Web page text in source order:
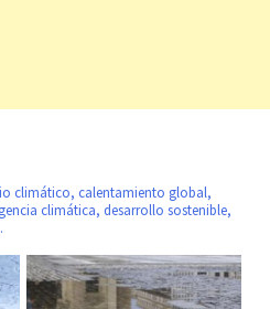
climático, calentamiento global,
climática, desarrollo sostenible,